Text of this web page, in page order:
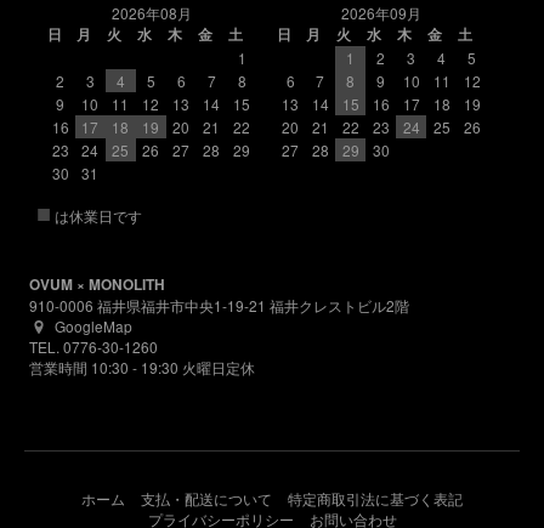
2026年08月
日
月 火 水 木 金
土
1
2
3 4 5 6 7
8
9
10 11 12 13 14
15
16
17 18 19 20 21
22
23
24 25 26 27 28
29
30
31
2026年09月
日
月 火 水 木 金
土
1
2 3 4
5
6
7 8 9 10 11
12
13
14 15 16 17 18
19
20
21 22 23 24 25
26
27
28 29 30
■ は休業日です
OVUM × MONOLITH
910-0006 福井県福井市中央1-19-21 福井クレストビル2階
GoogleMap
TEL. 0776-30-1260
営業時間 10:30 - 19:30 火曜日定休
ホーム 支払・配送について
特定商取引法に基づく表記
プライバシーポリシー
お問い合わせ